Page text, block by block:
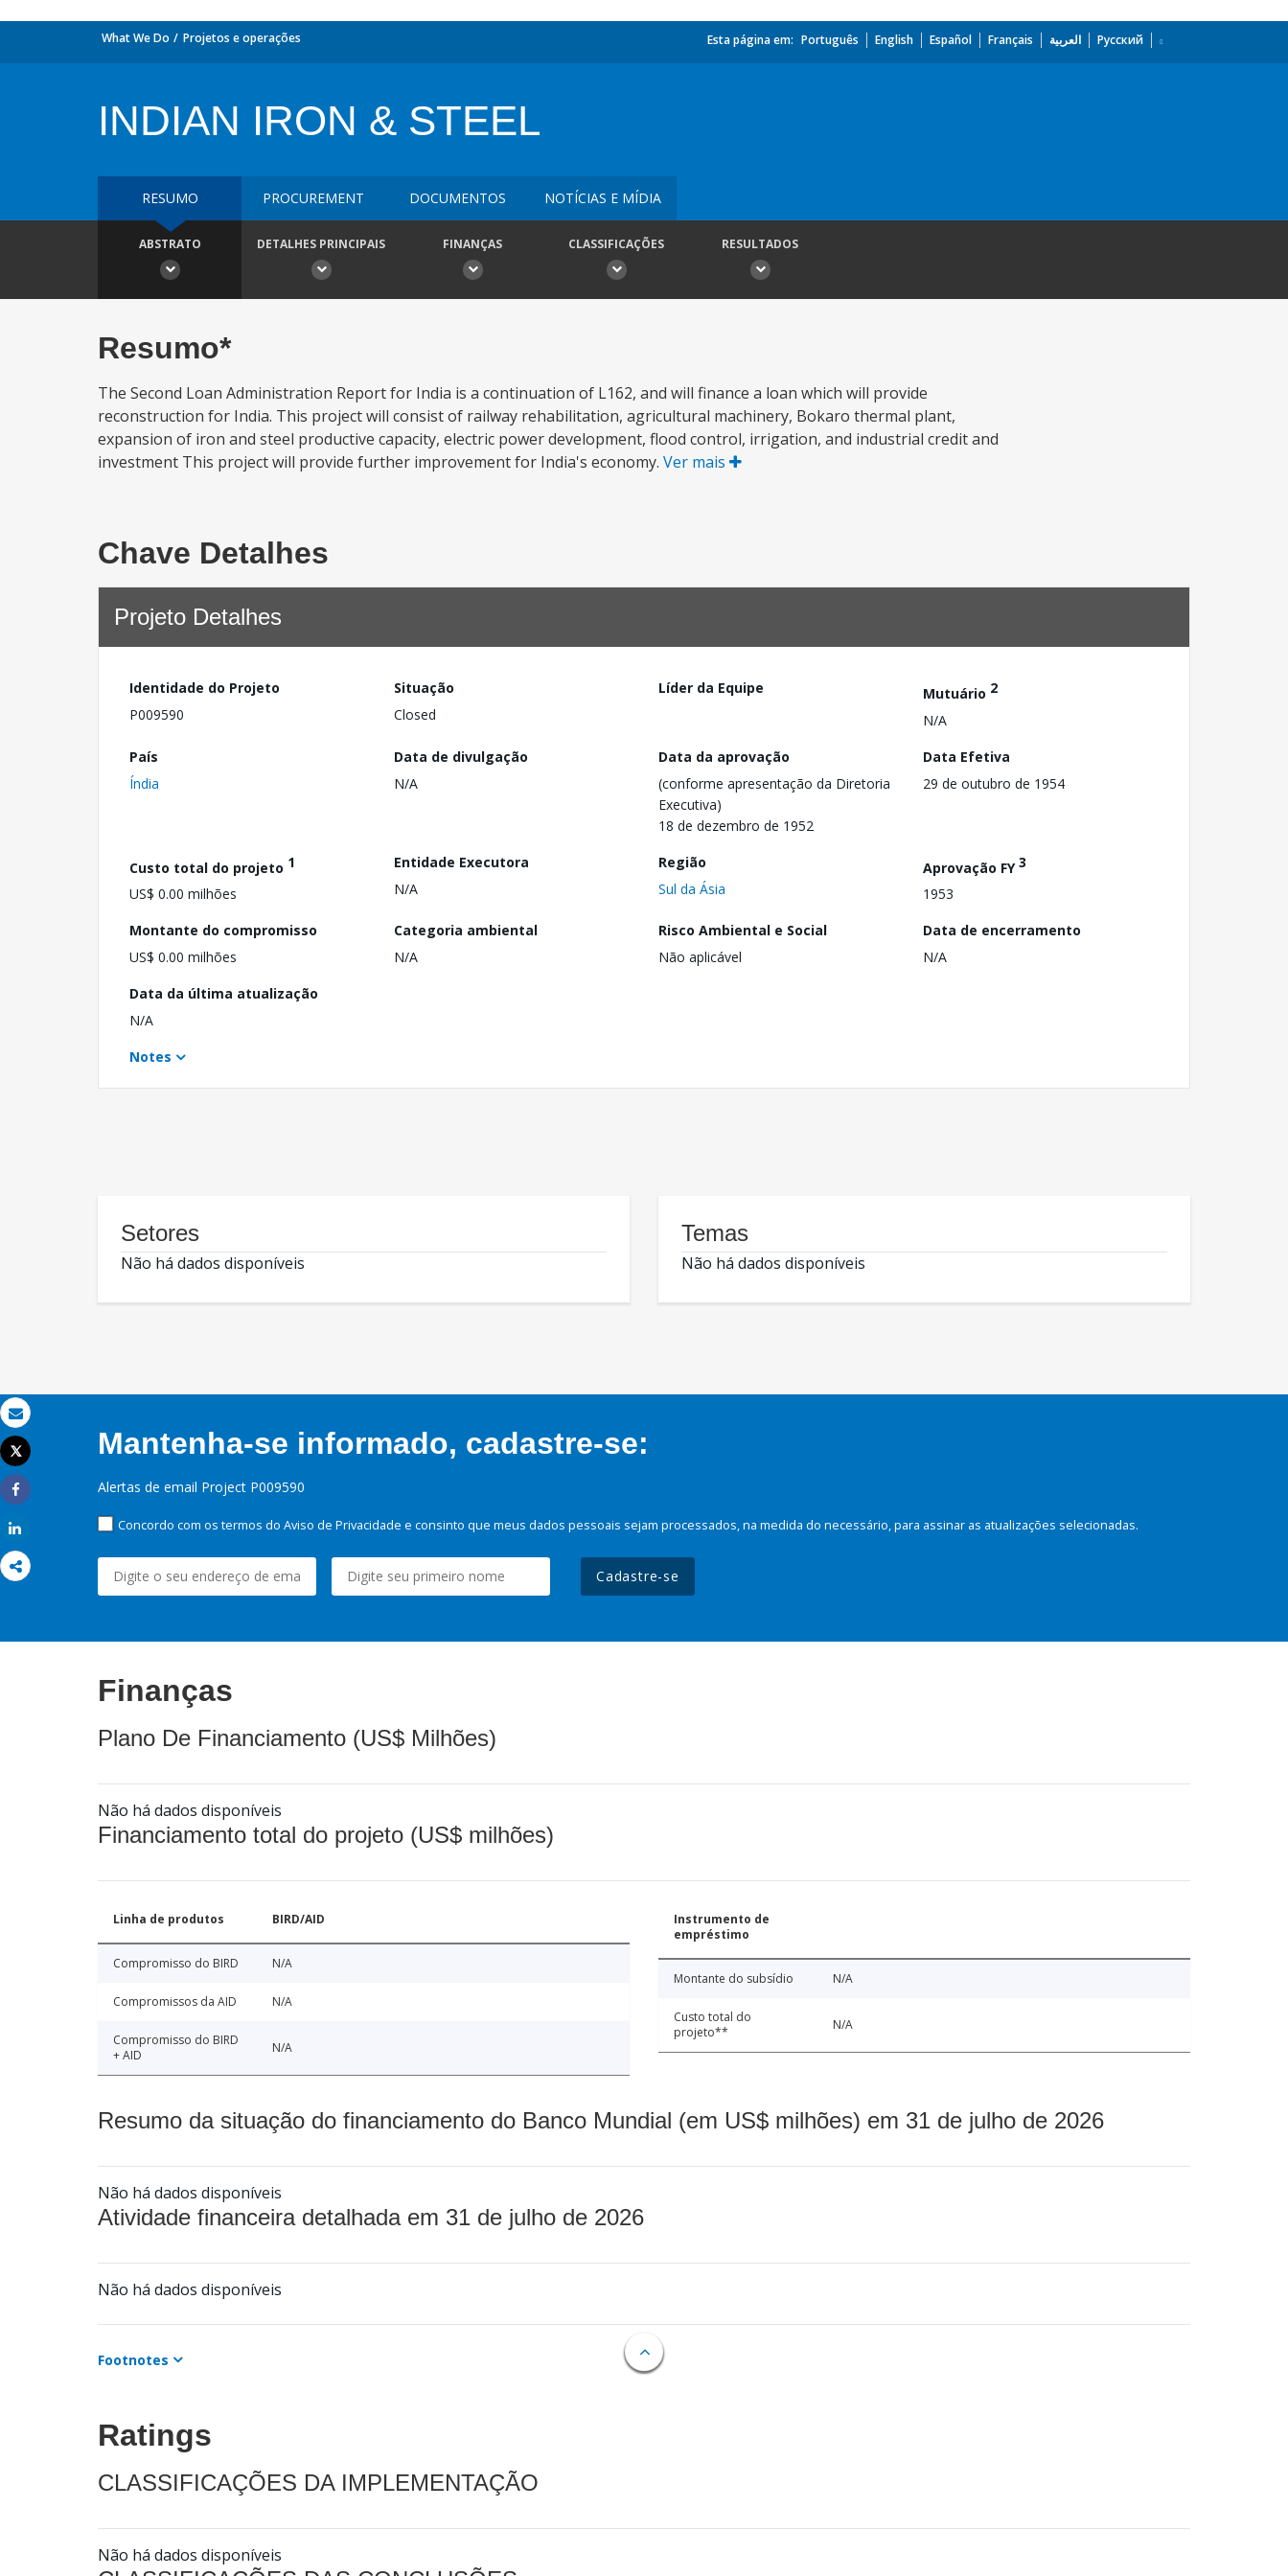
Email
Imprimir
Tweet
Share
What We Do Projetos e operações Esta página em: Português English Español Français العربية Русский
INDIAN IRON & STEEL
RESUMO PROCUREMENT DOCUMENTOS NOTÍCIAS E MÍDIA
ABSTRATO DETALHES PRINCIPAIS FINANÇAS CLASSIFICAÇÕES RESULTADOS
Resumo*
The Second Loan Administration Report for India is a continuation of L162, and will finance a loan which will provide
reconstruction for India. This project will consist of railway rehabilitation, agricultural machinery, Bokaro thermal plant,
expansion of iron and steel productive capacity, electric power development, flood control, irrigation, and industrial credit and
investment This project will provide further improvement for India's economy. Ver mais
Chave Detalhes
Projeto Detalhes
Identidade do Projeto
P009590
Situação
Closed
Líder da Equipe Mutuário 2
N/A
País
Índia
Data de divulgação
N/A
Data da aprovação
(conforme apresentação da Diretoria
Executiva)
18 de dezembro de 1952
Data Efetiva
29 de outubro de 1954
Custo total do projeto 1
US$ 0.00 milhões
Entidade Executora
N/A
Região
Sul da Ásia
Aprovação FY3
1953
Montante do compromisso
US$ 0.00 milhões
Categoria ambiental
N/A
Risco Ambiental e Social
Não aplicável
Data de encerramento
N/A
Data da última atualização
N/A
Notes
Setores
Não há dados disponíveis
Temas
Não há dados disponíveis
Mantenha-se informado, cadastre-se:
Alertas de email Project P009590
Concordo com os termos do Aviso de Privacidade e consinto que meus dados pessoais sejam processados, na medida do necessário, para assinar as atualizações selecionadas.
Cadastre-se
Finanças
Plano De Financiamento (US$ Milhões)
Não há dados disponíveis
Financiamento total do projeto (US$ milhões)
Linha de produtos BIRD/AID
Compromisso do BIRD N/A
Compromissos da AID N/A
Compromisso do BIRD
+ AID
N/A
Instrumento de
empréstimo
Montante do subsídio N/A
Custo total do
projeto**
N/A
Resumo da situação do financiamento do Banco Mundial (em US$ milhões) em 31 de julho de 2026
Não há dados disponíveis
Atividade financeira detalhada em 31 de julho de 2026
Não há dados disponíveis
Footnotes
Ratings
CLASSIFICAÇÕES DA IMPLEMENTAÇÃO
Não há dados disponíveis